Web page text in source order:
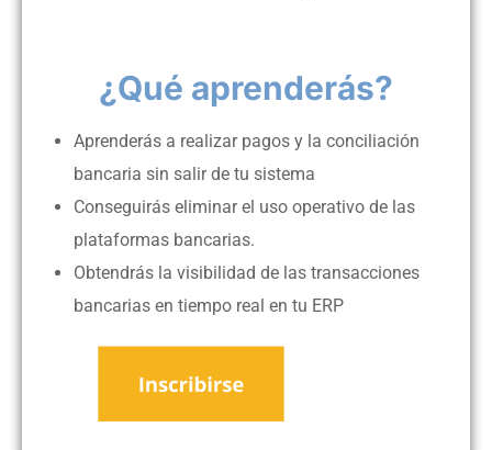
¿Qué aprenderás?
Aprenderás a realizar pagos y la conciliación
bancaria sin salir de tu sistema
Conseguirás eliminar el uso operativo de las
plataformas bancarias.
Obtendrás la visibilidad de las transacciones
bancarias en tiempo real en tu ERP